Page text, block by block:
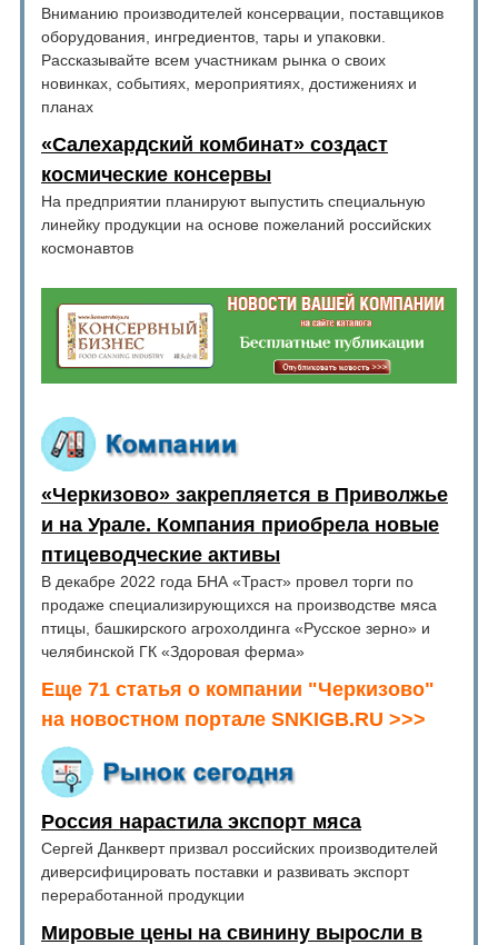
Вниманию производителей консервации, поставщиков
оборудования, ингредиентов, тары и упаковки.
Рассказывайте всем участникам рынка о своих
новинках, событиях, мероприятиях, достижениях и
планах
«Салехардский комбинат» создаст
космические консервы
На предприятии планируют выпустить специальную
линейку продукции на основе пожеланий российских
космонавтов
«Черкизово» закрепляется в Приволжье
и на Урале. Компания приобрела новые
птицеводческие активы
В декабре 2022 года БНА «Траст» провел торги по
продаже специализирующихся на производстве мяса
птицы, башкирского агрохолдинга «Русское зерно» и
челябинской ГК «Здоровая ферма»
Еще 71 статья о компании "Черкизово"
на новостном портале SNKIGB.RU >>>
Россия нарастила экспорт мяса
Сергей Данкверт призвал российских производителей
диверсифицировать поставки и развивать экспорт
переработанной продукции
Мировые цены на свинину выросли в